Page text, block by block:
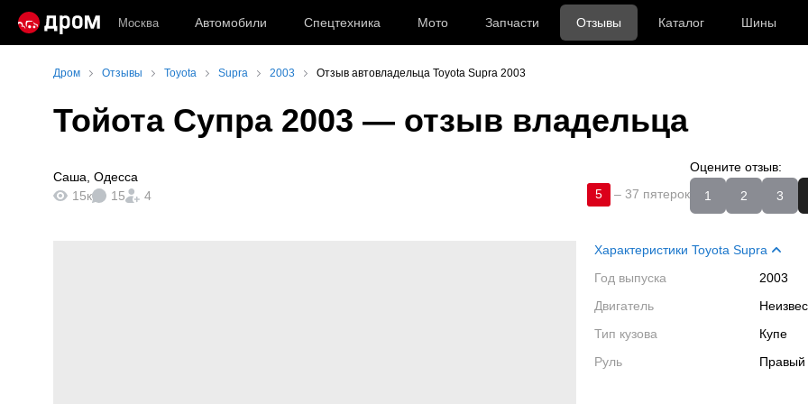
Москва Автомобили Спецтехника Мото Запчасти Отзывы Каталог Шины
Дром Отзывы Toyota Supra 2003 Отзыв автовладельца Toyota Supra 2003
Тойота Супра 2003 — отзыв владельца
Саша Одесса
15к
15 4 5 – 37 пятерок
Оцените отзыв:
1
2 3
Характеристики Toyota Supra
Год выпуска
2003
Двигатель
Тип кузова
Купе
Руль
Правый